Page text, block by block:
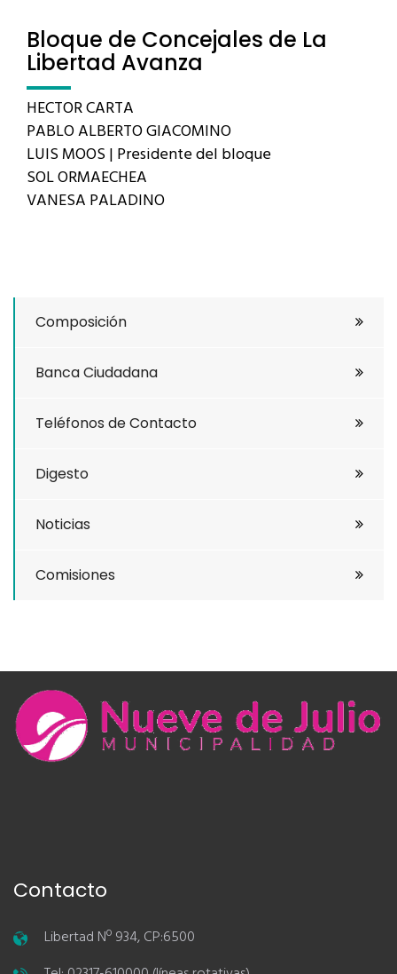
Bloque de Concejales de La
Libertad Avanza
HECTOR CARTA
PABLO ALBERTO GIACOMINO
LUIS MOOS | Presidente del bloque
SOL ORMAECHEA
VANESA PALADINO
Composición
Banca Ciudadana
Teléfonos de Contacto
Digesto
Noticias
Comisiones
Contacto
Libertad Nº 934, CP:6500